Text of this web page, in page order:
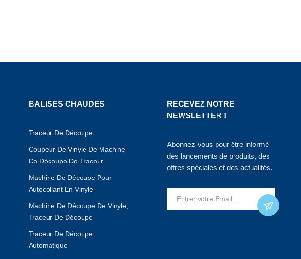
BALISES CHAUDES
Traceur De Découpe
Coupeur De Vinyle De Machine
De Découpe De Traceur
Machine De Découpe Pour
Autocollant En Vinyle
Machine De Découpe De Vinyle,
Traceur De Découpe
Traceur De Découpe
Automatique
RECEVEZ NOTRE
NEWSLETTER !
Abonnez-vous pour être informé
des lancements de produits, des
offres spéciales et des actualités.